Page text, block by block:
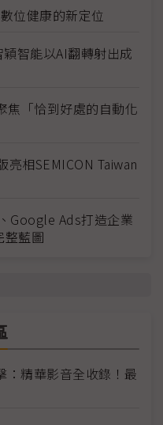
位健康的新定位
智能以AI翻轉射出成
焦「恰到好處的自動化
相SEMICON Taiwan
Google Ads打造企業
藍圖
：精華影音全收錄！最